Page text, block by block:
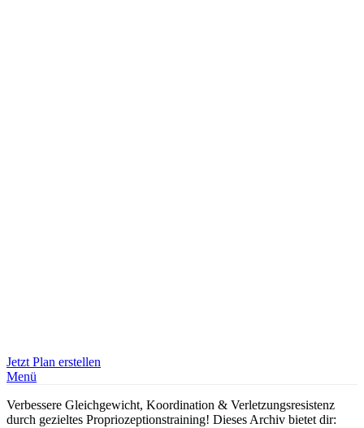
Jetzt Plan erstellen
Menü
Verbessere Gleichgewicht, Koordination & Verletzungsresistenz
durch gezieltes Propriozeptionstraining! Dieses Archiv bietet dir: